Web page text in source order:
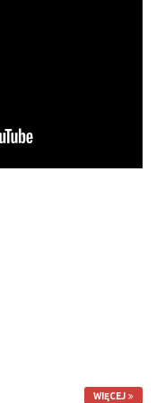
WIĘCEJ